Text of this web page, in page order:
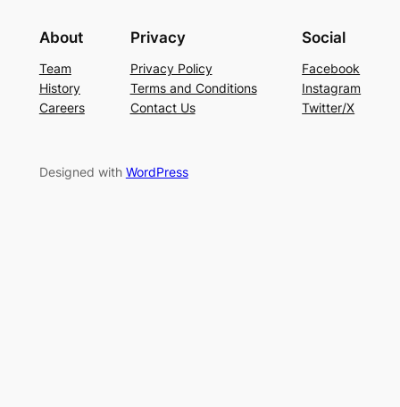
About
Team
History
Careers
Privacy
Privacy Policy
Terms and Conditions
Contact Us
Social
Facebook
Instagram
Twitter/X
Designed with WordPress